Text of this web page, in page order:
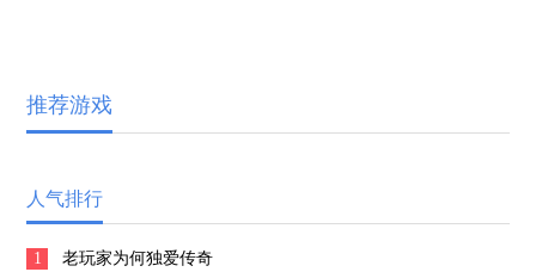
推荐游戏
人气排行
1 老玩家为何独爱传奇